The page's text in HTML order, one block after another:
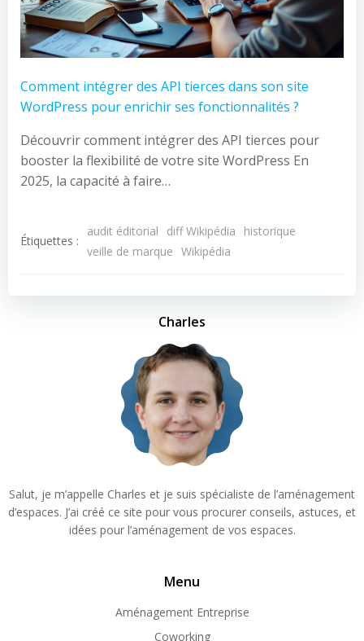
Comment intégrer des API tierces dans son site
WordPress pour enrichir ses fonctionnalités ?
Découvrir comment intégrer des API tierces pour
booster la flexibilité de votre site WordPress En
2025, la capacité à faire…
Étiquettes :
audit éditorial diff Wikipédia
historique
veille de marque Wikipédia
Charles
Salut, je m’appelle Charles et je suis spécialiste de l’aménagement
d’espaces. J’ai créé ce site pour vous procurer conseils, astuces, et
idées pour l’aménagement de vos espaces.
Menu
Aménagement Entreprise
Coworking